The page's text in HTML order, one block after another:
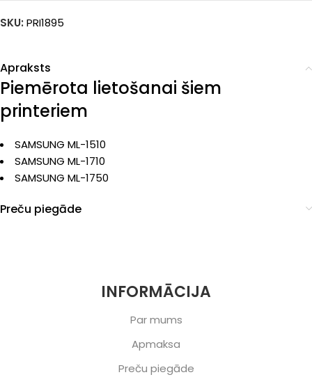
SKU: PRI1895
Apraksts
Piemērota lietošanai šiem
printeriem
SAMSUNG ML-1510
SAMSUNG ML-1710
SAMSUNG ML-1750
Preču piegāde
INFORMĀCIJA
Par mums
Apmaksa
Preču piegāde